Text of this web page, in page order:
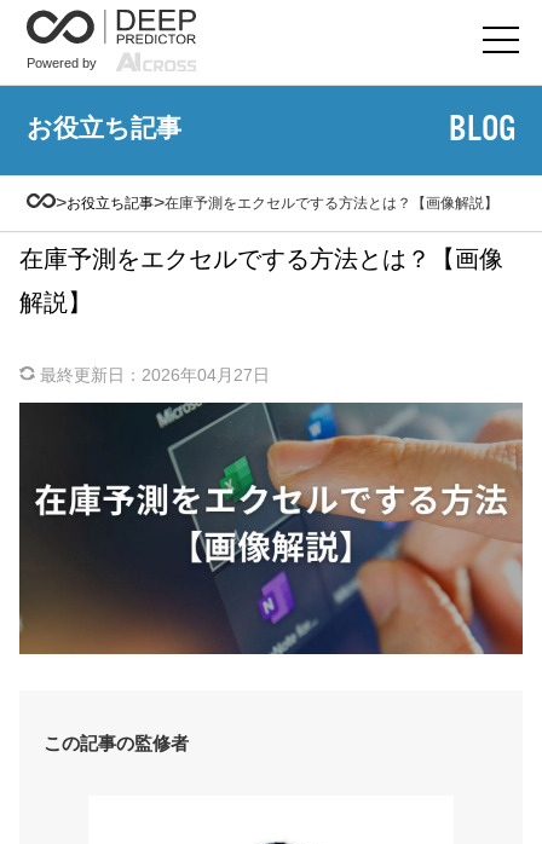
Powered by
お役立ち記事 BLOG
>お役立ち記事>在庫予測をエクセルでする方法とは？【画像解説】
在庫予測をエクセルでする方法とは？【画像
解説】
最終更新日： 2026年04月27日
この記事の監修者